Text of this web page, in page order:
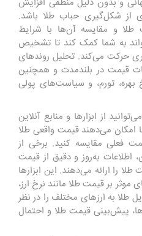
از شکل‌گیری حباب طلا باشد.
طلا و مقایسه آن‌ها با شرایط
به شما کمک کند تا تشخیص
حرکت می‌کند. تحلیل روندهای
قیمت در بلندمدت و همچنین
بهره، تورم، و سیاست‌های پولی
از ابزارها و منابع آنلاین
امکان می‌دهند قیمت واقعی طلا
فعلی مقایسه کنید. برخی از
اطلاعات به‌روز و دقیق از قیمت
را ارائه می‌دهند. این ابزارها
بر قیمت طلا مانند نرخ ارز،
طلا به ارزهای مختلف را در نظر
پیش‌بینی قیمت طلا و احتمال